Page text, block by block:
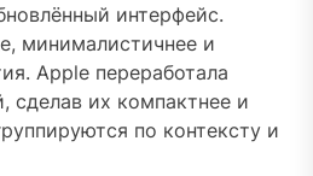
интерфейс.
минималистичнее и
Apple переработала
сделав их компактнее и
по контексту и